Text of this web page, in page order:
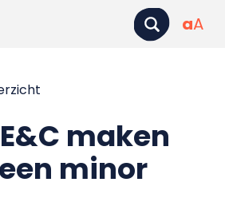
aA
maken
minor